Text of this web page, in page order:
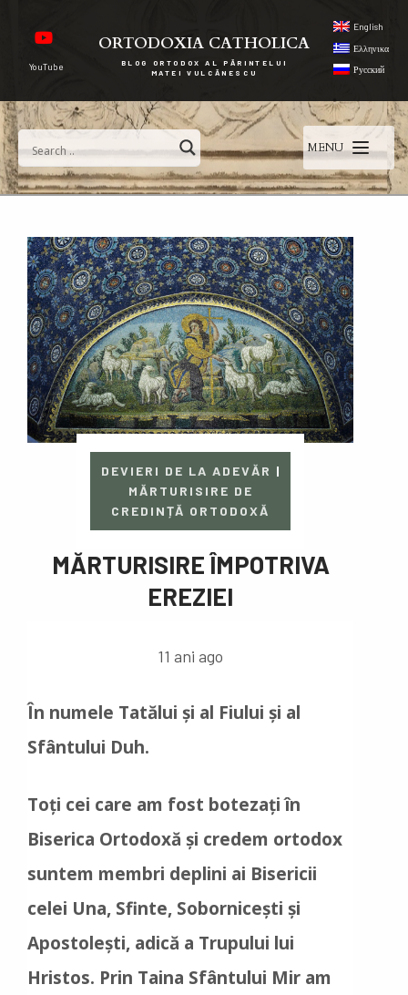
YouTube
ORTODOXIA CATHOLICA
BLOG ORTODOX AL PĂRINTELUI
MATEI VULCĂNESCU
English
Ελληνικα
Русский
MENU
DEVIERI DE LA ADEVĂR |
MĂRTURISIRE DE
CREDINȚĂ ORTODOXĂ
MĂRTURISIRE ÎMPOTRIVA
EREZIEI
11 ani ago
În numele Tatălui și al Fiului și al
Sfântului Duh.
Toți cei care am fost botezați în
Biserica Ortodoxă și credem ortodox
suntem membri deplini ai Bisericii
celei Una, Sfinte, Sobornicești și
Apostolești, adică a Trupului lui
Hristos. Prin Taina Sfântului Mir am